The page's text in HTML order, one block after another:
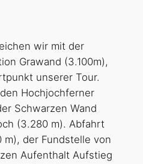
wir mit der
Grawand (3.100m),
unserer Tour.
Hochjochferner
Schwarzen Wand
(3.280 m). Abfahrt
m), der Fundstelle von
Aufenthalt Aufstieg